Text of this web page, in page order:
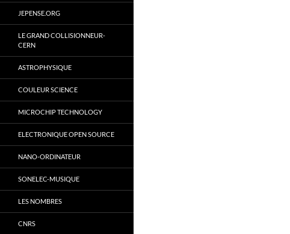
JEPENSE.ORG
LE GRAND COLLISIONNEUR-
CERN
ASTROPHYSIQUE
COULEUR SCIENCE
MICROCHIP TECHNOLOGY
ELECTRONIQUE OPEN SOURCE
NANO-ORDINATEUR
SONELEC-MUSIQUE
LES NOMBRES
CNRS